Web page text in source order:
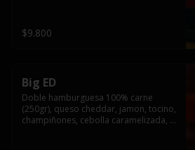
$9.800
Big ED
Doble hamburguesa 100% carne
(250gr), queso cheddar, jamon, tocino,
champiñones, cebolla caramelizada,